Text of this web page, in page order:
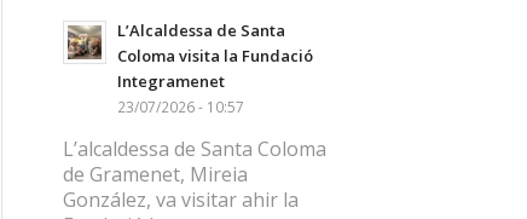
L’Alcaldessa de Santa
Coloma visita la Fundació
Integramenet
23/07/2026 - 10:57
L’alcaldessa de Santa Coloma
de Gramenet, Mireia
González, va visitar ahir la